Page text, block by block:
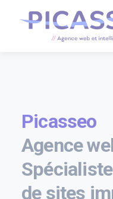
Picasseo
Agence
de sites